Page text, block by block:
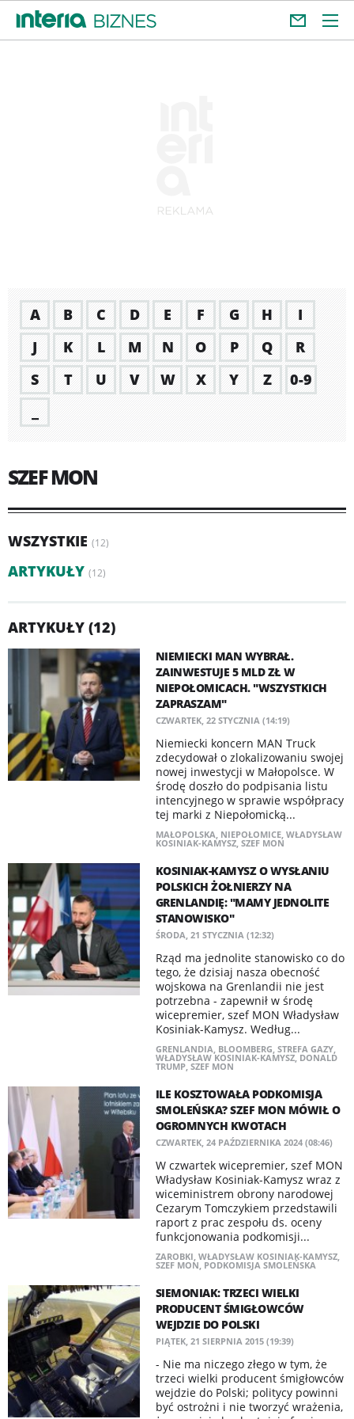
A B C D E F G H
I
J
K L M N O P Q
R
S
T U V W X Y Z
0-9
SZEF MON
WSZYSTKIE (12)
ARTYKUŁY (12)
ARTYKUŁY (12)
NIEMIECKI MAN WYBRAŁ.
ZAINWESTUJE 5 MLD ZŁ W
NIEPOŁOMICACH. "WSZYSTKICH
ZAPRASZAM"
CZWARTEK, 22 STYCZNIA (14:19)
Niemiecki koncern MAN Truck
zdecydował o zlokalizowaniu swojej
nowej inwestycji w Małopolsce. W
środę doszło do podpisania listu
intencyjnego w sprawie współpracy
tej marki z Niepołomicką...
MAŁOPOLSKA, NIEPOŁOMICE, WŁADYSŁAW
KOSINIAK-KAMYSZ, SZEF MON
KOSINIAK-KAMYSZ O WYSŁANIU
POLSKICH ŻOŁNIERZY NA
GRENLANDIĘ: "MAMY JEDNOLITE
STANOWISKO"
ŚRODA, 21 STYCZNIA (12:32)
Rząd ma jednolite stanowisko co do
tego, że dzisiaj nasza obecność
wojskowa na Grenlandii nie jest
potrzebna - zapewnił w środę
wicepremier, szef MON Władysław
Kosiniak-Kamysz. Według...
GRENLANDIA, BLOOMBERG, STREFA GAZY,
WŁADYSŁAW KOSINIAK-KAMYSZ, DONALD
TRUMP, SZEF MON
ILE KOSZTOWAŁA PODKOMISJA
SMOLEŃSKA? SZEF MON MÓWIŁ O
OGROMNYCH KWOTACH
CZWARTEK, 24 PAŹDZIERNIKA 2024 (08:46)
W czwartek wicepremier, szef MON
Władysław Kosiniak-Kamysz wraz z
wiceministrem obrony narodowej
Cezarym Tomczykiem przedstawili
raport z prac zespołu ds. oceny
funkcjonowania podkomisji...
ZAROBKI, WŁADYSŁAW KOSINIAK-KAMYSZ,
SZEF MON, PODKOMISJA SMOLEŃSKA
SIEMONIAK: TRZECI WIELKI
PRODUCENT ŚMIGŁOWCÓW
WEJDZIE DO POLSKI
PIĄTEK, 21 SIERPNIA 2015 (19:39)
- Nie ma niczego złego w tym, że
trzeci wielki producent śmigłowców
wejdzie do Polski; politycy powinni
być ostrożni i nie tworzyć wrażenia,